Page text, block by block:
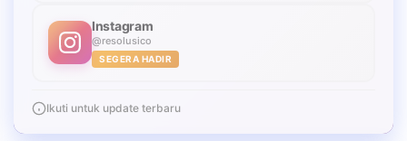
Instagram
@resolusico
SEGERA HADIR
Ikuti untuk update terbaru